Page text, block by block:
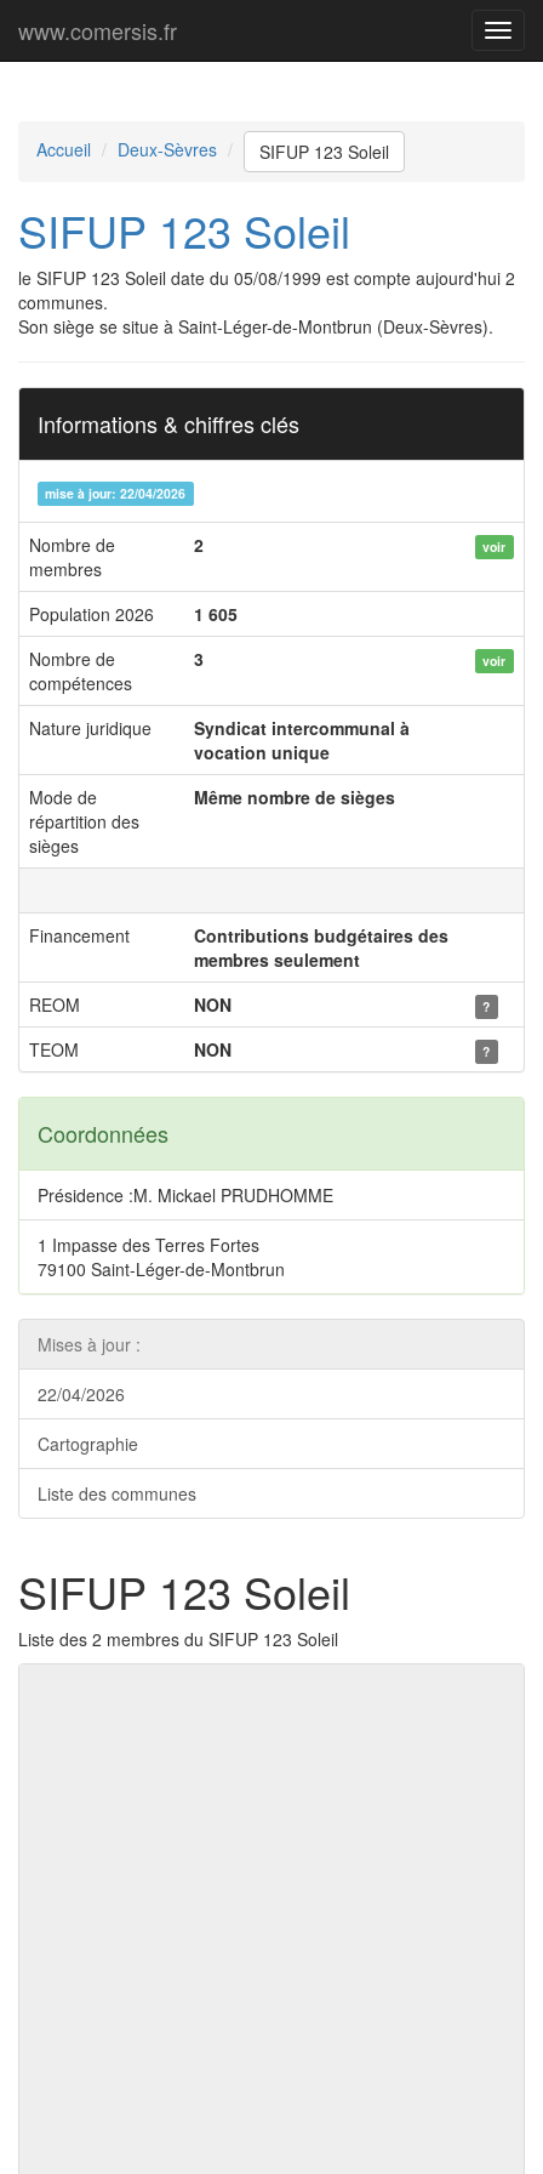
Menu
www.comersis.fr
Accueil Deux-Sèvres SIFUP 123 Soleil
SIFUP 123 Soleil
le SIFUP 123 Soleil date du 05/08/1999 est compte aujourd'hui 2
communes.
Son siège se situe à Saint-Léger-de-Montbrun (Deux-Sèvres).
Informations & chiffres clés
mise à jour: 22/04/2026
Nombre de
membres
2 voir
Population 2026
1 605
Nombre de
compétences
3 voir
Nature juridique
Syndicat intercommunal à
vocation unique
Mode de
répartition des
sièges
Même nombre de sièges
Financement
Contributions budgétaires des
membres seulement
REOM
NON ?
TEOM NON ?
Coordonnées
Présidence :M. Mickael PRUDHOMME
1 Impasse des Terres Fortes
79100 Saint-Léger-de-Montbrun
Mises à jour :
22/04/2026
Cartographie
Liste des communes
SIFUP 123 Soleil
Liste des 2 membres du SIFUP 123 Soleil